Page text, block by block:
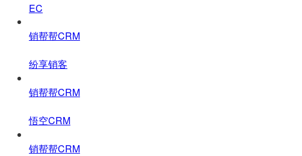
EC
销帮帮CRM
纷享销客
销帮帮CRM
悟空CRM
销帮帮CRM